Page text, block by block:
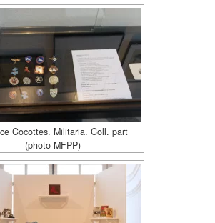
Cocottes. Militaria. Coll. part
(photo MFPP)